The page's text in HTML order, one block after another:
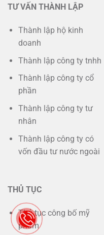
TƯ VẤN THÀNH LẬP
Thành lập hộ kinh
doanh
Thành lập công ty tnhh
Thành lập công ty cổ
phần
Thành lập công ty tư
nhân
Thành lập công ty có
vốn đầu tư nước ngoài
THỦ TỤC
Thủ tục công bố mỹ
phẩm